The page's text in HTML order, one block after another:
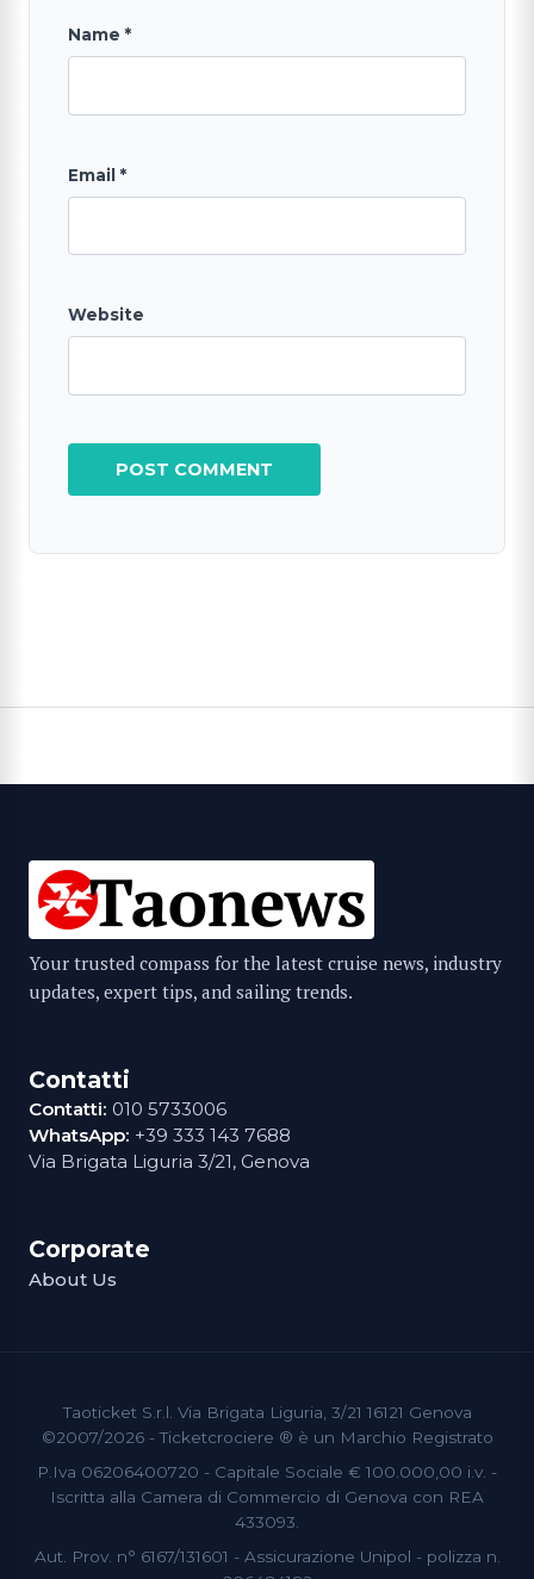
Name *
Email *
Website
Your trusted compass for the latest cruise news, industry
updates, expert tips, and sailing trends.
Contatti
Contatti: 010 5733006
WhatsApp: +39 333 143 7688
Via Brigata Liguria 3/21, Genova
Corporate
About Us
Taoticket S.r.l. Via Brigata Liguria, 3/21 16121 Genova
©2007/2026 - Ticketcrociere ® è un Marchio Registrato
P.Iva 06206400720 - Capitale Sociale € 100.000,00 i.v. -
Iscritta alla Camera di Commercio di Genova con REA
433093.
Aut. Prov. n° 6167/131601 - Assicurazione Unipol - polizza n.